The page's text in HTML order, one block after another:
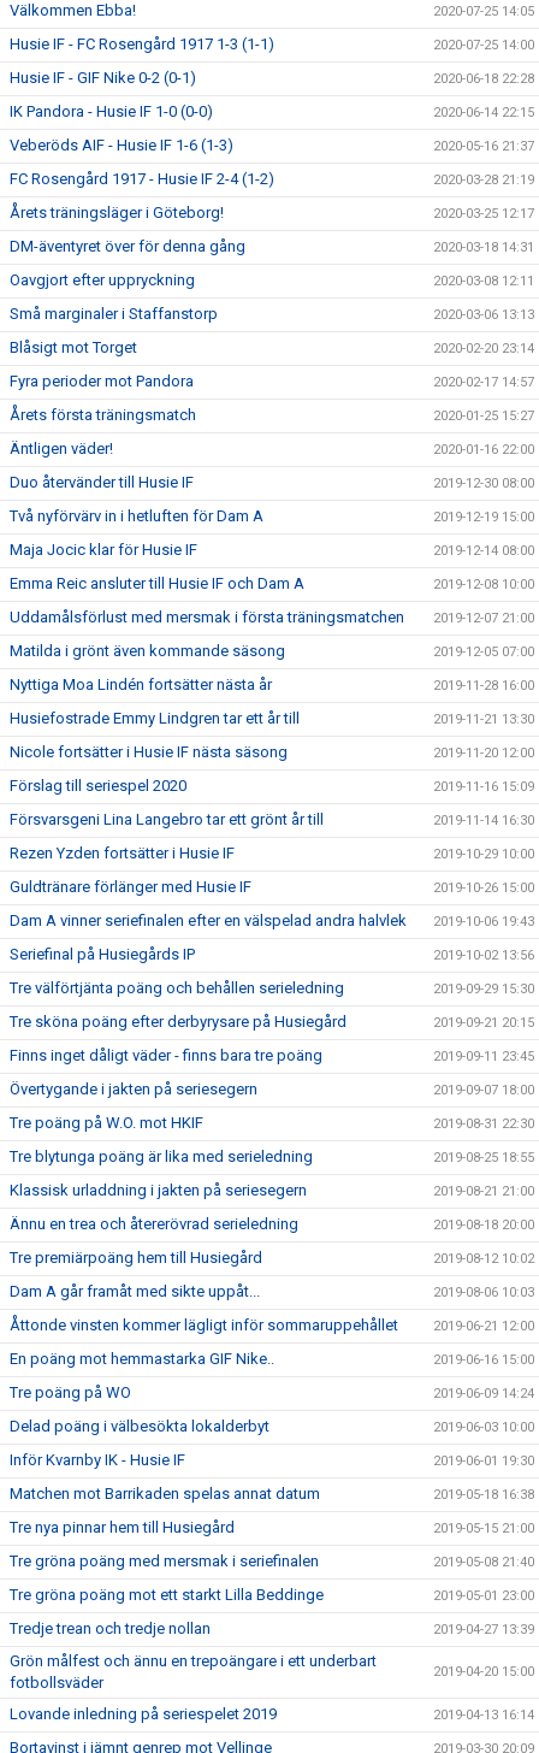
Välkommen Ebba! 2020-07-25 14:05
Husie IF - FC Rosengård 1917 1-3 (1-1) 2020-07-25 14:00
Husie IF - GIF Nike 0-2 (0-1) 2020-06-18 22:28
IK Pandora - Husie IF 1-0 (0-0) 2020-06-14 22:15
Veberöds AIF - Husie IF 1-6 (1-3) 2020-05-16 21:37
FC Rosengård 1917 - Husie IF 2-4 (1-2) 2020-03-28 21:19
Årets träningsläger i Göteborg! 2020-03-25 12:17
DM-äventyret över för denna gång 2020-03-18 14:31
Oavgjort efter uppryckning 2020-03-08 12:11
Små marginaler i Staffanstorp 2020-03-06 13:13
Blåsigt mot Torget 2020-02-20 23:14
Fyra perioder mot Pandora 2020-02-17 14:57
Årets första träningsmatch 2020-01-25 15:27
Äntligen väder! 2020-01-16 22:00
Duo återvänder till Husie IF 2019-12-30 08:00
Två nyförvärv in i hetluften för Dam A 2019-12-19 15:00
Maja Jocic klar för Husie IF 2019-12-14 08:00
Emma Reic ansluter till Husie IF och Dam A 2019-12-08 10:00
Uddamålsförlust med mersmak i första träningsmatchen 2019-12-07 21:00
Matilda i grönt även kommande säsong 2019-12-05 07:00
Nyttiga Moa Lindén fortsätter nästa år 2019-11-28 16:00
Husiefostrade Emmy Lindgren tar ett år till 2019-11-21 13:30
Nicole fortsätter i Husie IF nästa säsong 2019-11-20 12:00
Förslag till seriespel 2020 2019-11-16 15:09
Försvarsgeni Lina Langebro tar ett grönt år till 2019-11-14 16:30
Rezen Yzden fortsätter i Husie IF 2019-10-29 10:00
Guldtränare förlänger med Husie IF 2019-10-26 15:00
Dam A vinner seriefinalen efter en välspelad andra halvlek 2019-10-06 19:43
Seriefinal på Husiegårds IP 2019-10-02 13:56
Tre välförtjänta poäng och behållen serieledning 2019-09-29 15:30
Tre sköna poäng efter derbyrysare på Husiegård 2019-09-21 20:15
Finns inget dåligt väder - finns bara tre poäng 2019-09-11 23:45
Övertygande i jakten på seriesegern 2019-09-07 18:00
Tre poäng på W.O. mot HKIF 2019-08-31 22:30
Tre blytunga poäng är lika med serieledning 2019-08-25 18:55
Klassisk urladdning i jakten på seriesegern 2019-08-21 21:00
Ännu en trea och återerövrad serieledning 2019-08-18 20:00
Tre premiärpoäng hem till Husiegård 2019-08-12 10:02
Dam A går framåt med sikte uppåt... 2019-08-06 10:03
Åttonde vinsten kommer lägligt inför sommaruppehållet 2019-06-21 12:00
En poäng mot hemmastarka GIF Nike.. 2019-06-16 15:00
Tre poäng på WO 2019-06-09 14:24
Delad poäng i välbesökta lokalderbyt 2019-06-03 10:00
Inför Kvarnby IK - Husie IF 2019-06-01 19:30
Matchen mot Barrikaden spelas annat datum 2019-05-18 16:38
Tre nya pinnar hem till Husiegård 2019-05-15 21:00
Tre gröna poäng med mersmak i seriefinalen 2019-05-08 21:40
Tre gröna poäng mot ett starkt Lilla Beddinge 2019-05-01 23:00
Tredje trean och tredje nollan 2019-04-27 13:39
Grön målfest och ännu en trepoängare i ett underbart
fotbollsväder
2019-04-20 15:00
Lovande inledning på seriespelet 2019 2019-04-13 16:14
Bortavinst i jämnt genrep mot Vellinge 2019-03-30 20:09